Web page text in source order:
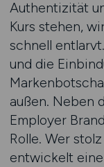
Authentizität
Kurs stehen,
schnell
und die
außen. Neben
Employer
Rolle. Wer
entwickelt